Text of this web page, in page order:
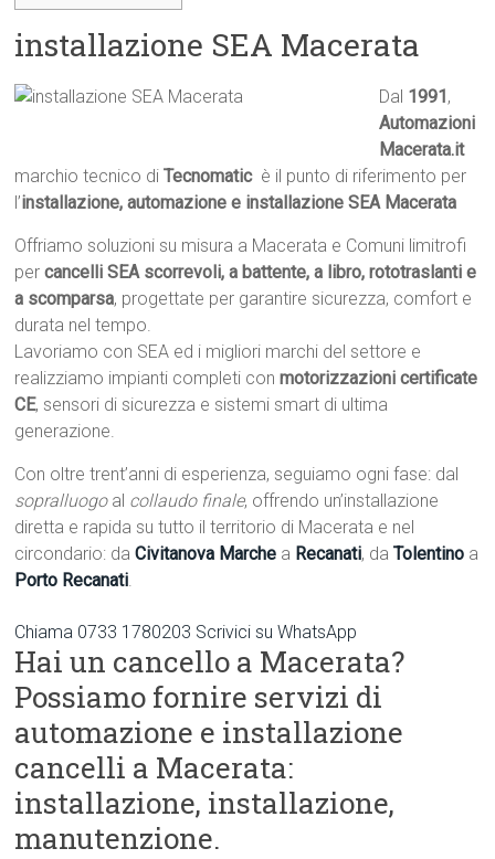
installazione SEA Macerata
Dal 1991 ,
Automazioni
Macerata.it
marchio tecnico diTecnomatic  è il punto di riferimento per
l’installazione, automazione e installazione SEA Macerata
Offriamo soluzioni su misura a Macerata e Comuni limitrofi
percancelli SEA scorrevoli, a battente, a libro, rototraslanti e
a scomparsa, progettate per garantire sicurezza, comfort e
durata nel tempo.
Lavoriamo con SEA ed i migliori marchi del settore e
realizziamo impianti completi conmotorizzazioni certificate
CE, sensori di sicurezza e sistemi smart di ultima
generazione.
Con oltre trent’anni di esperienza, seguiamo ogni fase: dal
sopralluogo al collaudo finale, offrendo un’installazione
diretta e rapida su tutto il territorio di Macerata e nel
circondario: daCivitanova Marche a Recanati, daTolentino a
Porto Recanati.
Chiama 0733 1780203 Scrivici su WhatsApp
Hai un cancello a Macerata?
Possiamo fornire servizi di
automazione e installazione
cancelli a Macerata:
installazione, installazione,
manutenzione.